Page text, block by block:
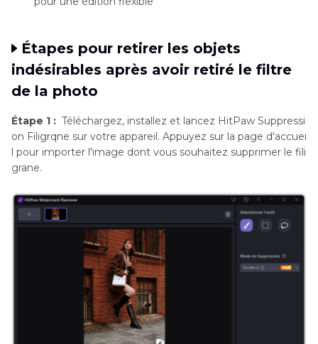
Étapes pour retirer les objets
indésirables après avoir retiré le filtre
de la photo
Étape 1 : Téléchargez, installez et lancez HitPaw Suppressi
on Filigrqne sur votre appareil. Appuyez sur la page d'accuei
l pour importer l'image dont vous souhaitez supprimer le fili
grane.